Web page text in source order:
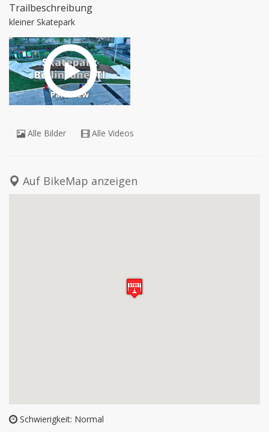
Trailbeschreibung
kleiner Skatepark
Alle Bilder Alle Videos
Auf BikeMap anzeigen
Schwierigkeit: Normal